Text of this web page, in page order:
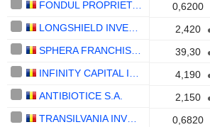
FONDUL PROPRIETATEA SA
0,6200
2,420
39,30
4,190
ANTIBIOTICE S.A.
2,150
TRANSILVANIA INVESTMENTS ALLIANCE S.A.
0,6820